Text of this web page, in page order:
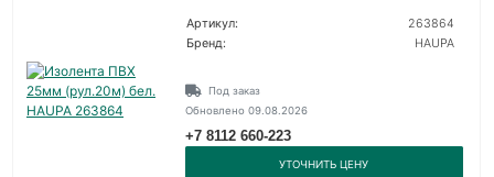
Артикул:
263864
Бренд:
HAUPA
Под заказ
Обновлено 09.08.2026
+7 8112 660-223
УТОЧНИТЬ ЦЕНУ